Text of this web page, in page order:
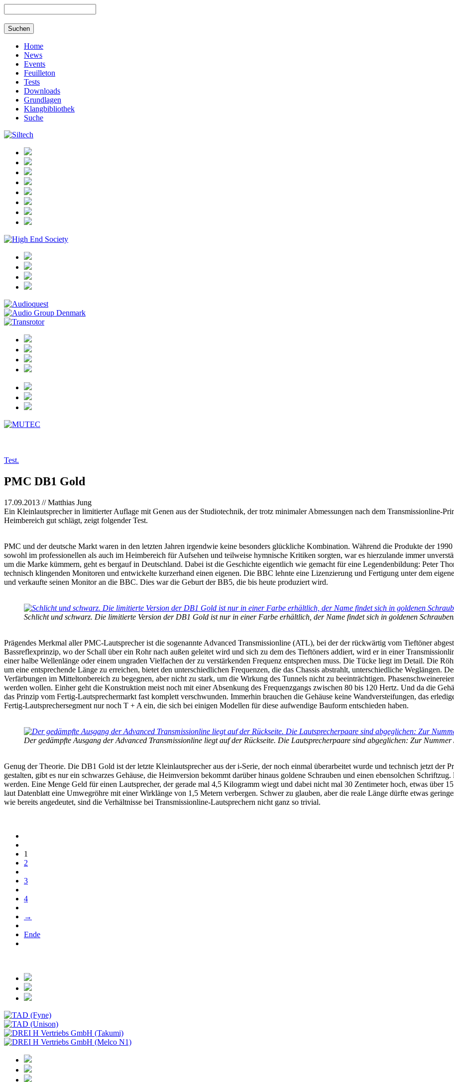
Home
News
Events
Feuilleton
Tests
Downloads
Grundlagen
Klangbibliothek
Suche
Test.
PMC DB1 Gold
17.09.2013 // Matthias Jung
Ein Kleinlautsprecher in limitierter Auflage mit Genen aus der Studiotechnik, der trotz minimaler Abmessungen nach dem Transmissionline-
Heimbereich gut schlägt, zeigt folgender Test.
PMC und der deutsche Markt waren in den letzten Jahren irgendwie keine besonders glückliche Kombination. Während die Produkte der
sowohl im professionellen als auch im Heimbereich für Aufsehen und teilweise hymnische Kritiken sorgten, war es hierzulande immer
um die Marke kümmern, geht es bergauf in Deutschland. Dabei ist die Geschichte eigentlich wie gemacht für eine Legendenbildung: Peter
technisch klingenden Monitoren und entwickelte kurzerhand einen eigenen. Die BBC lehnte eine Lizenzierung und Fertigung unter dem
und verkaufte seinen Monitor an die BBC. Dies war die Geburt der BB5, die bis heute produziert wird.
Schlicht und schwarz. Die limitierte Version der DB1 Gold ist nur in einer Farbe erhältlich, der Name findet sich in goldenen
Prägendes Merkmal aller PMC-Lautsprecher ist die sogenannte Advanced Transmissionline (ATL), bei der der rückwärtig vom Tieftöner
Bassreflexprinzip, wo der Schall über ein Rohr nach außen geleitet wird und sich zu dem des Tieftöners addiert, wird er in einer
einer halbe Wellenlänge oder einem ungraden Vielfachen der zu verstärkenden Frequenz entsprechen muss. Die Tücke liegt im Detail. Die
um eine entsprechende Länge zu erreichen, bietet den unterschiedlichen Frequenzen, die das Chassis abstrahlt, unterschiedliche Weglängen.
Verfärbungen im Mitteltonbereich zu begegnen, aber nicht zu stark, um die Wirkung des Tunnels nicht zu beeinträchtigen.
werden wollen. Einher geht die Konstruktion meist noch mit einer Absenkung des Frequenzgangs zwischen 80 bis 120 Hertz. Und da die
das Prinzip vom Fertig-Lautsprechermarkt fast komplett verschwunden. Immerhin brauchen die Gehäuse keine Wandversteifungen, das
Fertig-Lautsprechersegment nur noch T + A ein, die sich bei einigen Modellen für diese aufwendige Bauform entschieden haben.
Der gedämpfte Ausgang der Advanced Transmissionline liegt auf der Rückseite. Die Lautsprecherpaare sind abgeglichen: Zur
Genug der Theorie. Die DB1 Gold ist der letzte Kleinlautsprecher aus der i-Serie, der noch einmal überarbeitet wurde und technisch jetzt der
gestalten, gibt es nur ein schwarzes Gehäuse, die Heimversion bekommt darüber hinaus goldene Schrauben und einen ebensolchen
werden. Eine Menge Geld für einen Lautsprecher, der gerade mal 4,5 Kilogramm wiegt und dabei nicht mal 30 Zentimeter hoch, etwas über
laut Datenblatt eine Umwegröhre mit einer Wirklänge von 1,5 Metern verbergen. Schwer zu glauben, aber die reale Länge dürfte etwas
wie bereits angedeutet, sind die Verhältnisse bei Transmissionline-Lautsprechern nicht ganz so trivial.
1
2
3
4
→
Ende